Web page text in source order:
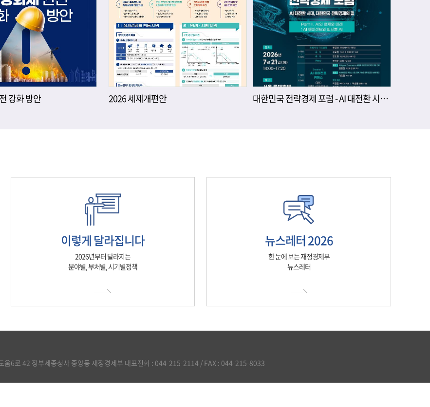
강화 방안 2026 세제개편안 대한민국 전략경제 포럼 - AI 대전환 시대, 대한민국 전략경제의 길
이렇게 달라집니다
2026년부터 달라지는
분야별, 부처별, 시기별정책
뉴스레터 2026
한 눈에 보는 재정경제부
뉴스레터
움6로 42 정부세종청사 중앙동 재정경제부 대표전화 : 044-215-2114 / FAX : 044-215-8033